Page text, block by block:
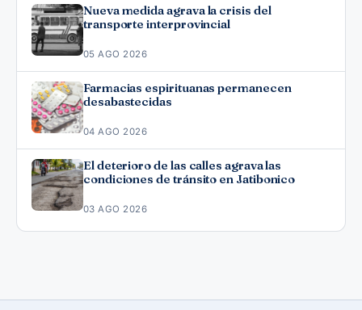
Nueva medida agrava la crisis del
transporte interprovincial
05 AGO 2026
Farmacias espirituanas permanecen
desabastecidas
04 AGO 2026
El deterioro de las calles agrava las
condiciones de tránsito en Jatibonico
03 AGO 2026